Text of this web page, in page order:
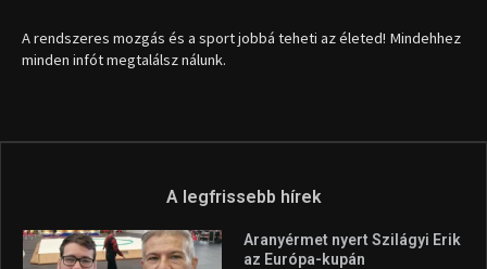
A rendszeres mozgás és a sport jobbá teheti az életed! Mindehhez
minden infót megtalálsz nálunk.
A legfrissebb hírek
Aranyérmet nyert Szilágyi Erik
az Európa-kupán